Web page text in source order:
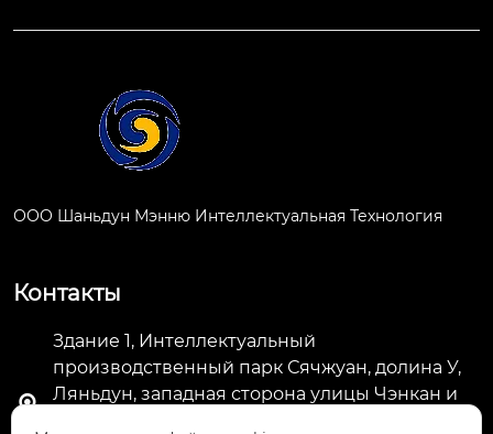
ООО Шаньдун Мэнню Интеллектуальная Технология
Контакты

Здание 1, Интеллектуальный
производственный парк Сячжуан, долина У,
Ляньдун, западная сторона улицы Чэнкан и